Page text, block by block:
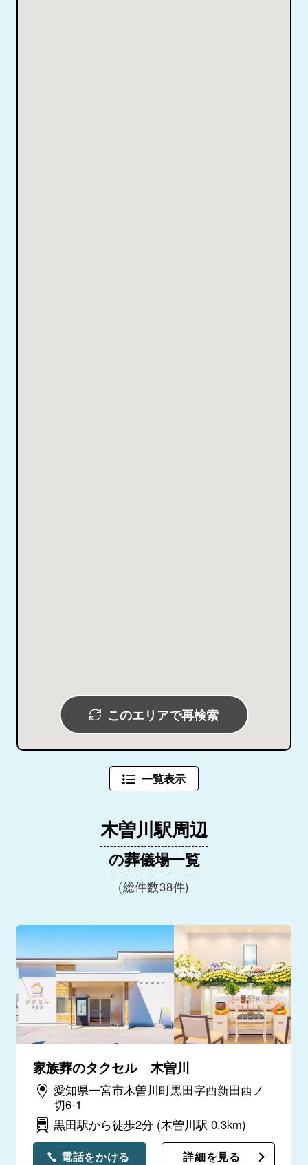
このエリアで再検索
一覧表示
木曽川駅周辺
の葬儀場一覧
(総件数38件)
家族葬のタクセル 木曽川
愛知県一宮市木曽川町黒田字酉新田西ノ
切6-1
黒田駅から徒歩2分 (木曽川駅 0.3km)
電話をかける 詳細を見る